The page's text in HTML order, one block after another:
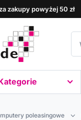
zakupy powyżej 50 zł
poleasingowe